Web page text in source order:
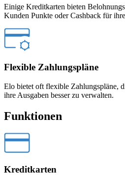
Einige Kreditkarten bieten
Kunden Punkte oder Cashback für
Flexible Zahlungspläne
Elo bietet oft flexible Zahlungspläne,
ihre Ausgaben besser zu verwalten.
Funktionen
Kreditkarten